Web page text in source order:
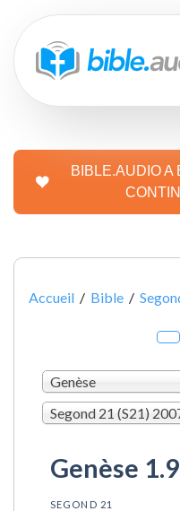
BIBLE.AUDIO A
Accueil / Bible /
Genèse
Segond 21 (S21)
Genèse 1.9
SEGOND 21